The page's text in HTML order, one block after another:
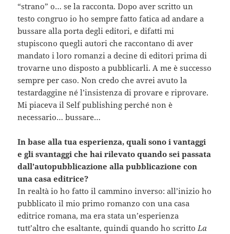
“strano” o… se la racconta. Dopo aver scritto un
testo congruo io ho sempre fatto fatica ad andare a
bussare alla porta degli editori, e difatti mi
stupiscono quegli autori che raccontano di aver
mandato i loro romanzi a decine di editori prima di
trovarne uno disposto a pubblicarli. A me è successo
sempre per caso. Non credo che avrei avuto la
testardaggine né l’insistenza di provare e riprovare.
Mi piaceva il Self publishing perché non è
necessario… bussare…
In base alla tua esperienza, quali sono i vantaggi
e gli svantaggi che hai rilevato quando sei passata
dall’autopubblicazione alla pubblicazione con
una casa editrice?
In realtà io ho fatto il cammino inverso: all’inizio ho
pubblicato il mio primo romanzo con una casa
editrice romana, ma era stata un’esperienza
tutt’altro che esaltante, quindi quando ho scrittoLa